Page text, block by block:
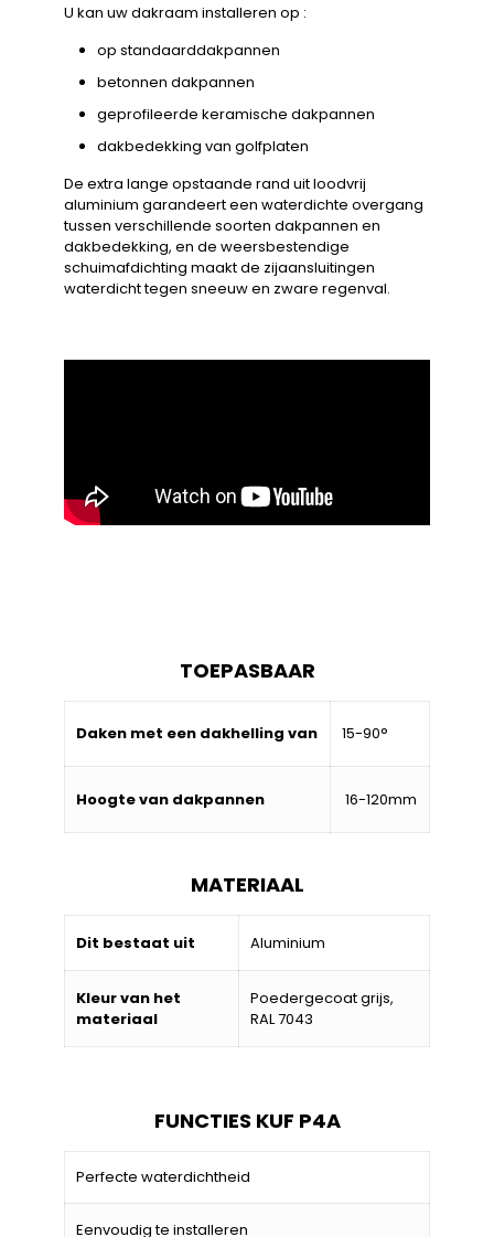
U kan uw dakraam installeren op :
op standaarddakpannen
betonnen dakpannen
geprofileerde keramische dakpannen
dakbedekking van golfplaten
De extra lange opstaande rand uit loodvrij
aluminium garandeert een waterdichte overgang
tussen verschillende soorten dakpannen en
dakbedekking, en de weersbestendige
schuimafdichting maakt de zijaansluitingen
waterdicht tegen sneeuw en zware regenval.
TOEPASBAAR
Daken met een dakhelling van 15-90°
Hoogte van dakpannen 16-120mm
MATERIAAL
Dit bestaat uit Aluminium
Kleur van het
materiaal
Poedergecoat grijs,
RAL 7043
FUNCTIES KUF P4A
Perfecte waterdichtheid
Eenvoudig te installeren